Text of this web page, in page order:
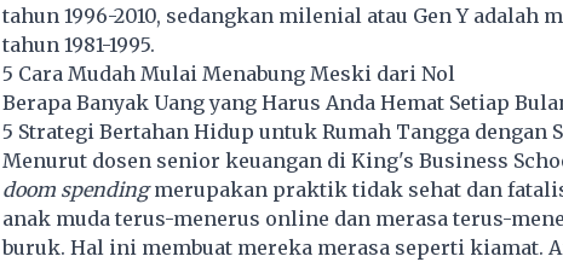
tahun 1996-2010, sedangkan milenial atau Gen Y adalah
tahun 1981-1995.
5 Cara Mudah Mulai Menabung Meski dari Nol
Berapa Banyak Uang yang Harus Anda Hemat Setiap
5 Strategi Bertahan Hidup untuk Rumah Tangga dengan
Menurut dosen senior keuangan di King's Business
doom spendingmerupakan praktik tidak sehat dan
anak muda terus-menerus online dan merasa terus-
buruk. Hal ini membuat mereka merasa seperti kiamat.